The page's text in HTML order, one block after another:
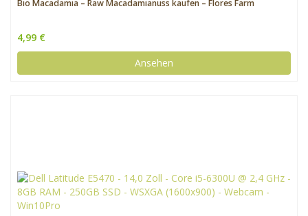
Bio Macadamia – Raw Macadamianuss kaufen – Flores Farm
4,99 €
Ansehen